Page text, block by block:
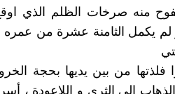
منه صرخات الظلم الذي اوقع
لم يكمل الثامنة عشرة من عمره
فلذتها من بين يديها بحجة
الى الثرى و اللاعودة ،